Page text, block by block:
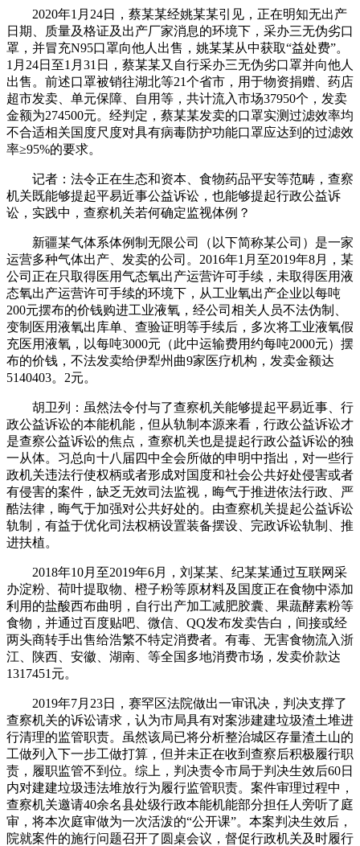
2020年1月24日，蔡某某经姚某某引见，正在明知无出产
日期、质量及格证及出产厂家消息的环境下，采办三无伪劣口
罩，并冒充N95口罩向他人出售，姚某某从中获取“益处费”。
1月24日至1月31日，蔡某某又自行采办三无伪劣口罩并向他人
出售。前述口罩被销往湖北等21个省市，用于物资捐赠、药店
超市发卖、单元保障、自用等，共计流入市场37950个，发卖
金额为274500元。经判定，蔡某某发卖的口罩实测过滤效率均
不合适相关国度尺度对具有病毒防护功能口罩应达到的过滤效
率≥95%的要求。
记者：法令正在生态和资本、食物药品平安等范畴，查察
机关既能够提起平易近事公益诉讼，也能够提起行政公益诉
讼，实践中，查察机关若何确定监视体例？
新疆某气体系体例制无限公司（以下简称某公司）是一家
运营多种气体出产、发卖的公司。2016年1月至2019年8月，某
公司正在只取得医用气态氧出产运营许可手续，未取得医用液
态氧出产运营许可手续的环境下，从工业氧出产企业以每吨
200元摆布的价钱购进工业液氧，经公司相关人员不法伪制、
变制医用液氧出库单、查验证明等手续后，多次将工业液氧假
充医用液氧，以每吨3000元（此中运输费用约每吨2000元）摆
布的价钱，不法发卖给伊犁州曲9家医疗机构，发卖金额达
5140403。2元。
胡卫列：虽然法令付与了查察机关能够提起平易近事、行
政公益诉讼的本能机能，但从轨制本源来看，行政公益诉讼才
是查察公益诉讼的焦点，查察机关也是提起行政公益诉讼的独
一从体。习总向十八届四中全会所做的申明中指出，对一些行
政机关违法行使权柄或者形成对国度和社会公共好处侵害或者
有侵害的案件，缺乏无效司法监视，晦气于推进依法行政、严
酷法律，晦气于加强对公共好处的。由查察机关提起公益诉讼
轨制，有益于优化司法权柄设置装备摆设、完政诉讼轨制、推
进扶植。
2018年10月至2019年6月，刘某某、纪某某通过互联网采
办淀粉、荷叶提取物、橙子粉等原材料及国度正在食物中添加
利用的盐酸西布曲明，自行出产加工减肥胶囊、果蔬酵素粉等
食物，并通过百度贴吧、微信、QQ发布发卖告白，间接或经
两头商转手出售给浩繁不特定消费者。有毒、无害食物流入浙
江、陕西、安徽、湖南、等全国多地消费市场，发卖价款达
1317451元。
2019年7月23日，赛罕区法院做出一审讯决，判决支撑了
查察机关的诉讼请求，认为市局具有对案涉建建垃圾渣土堆进
行清理的监管职责。虽然该局已将分析整治城区存量渣土山的
工做列入下一步工做打算，但并未正在收到查察后积极履行职
责，履职监管不到位。综上，判决责令市局于判决生效后60日
内对建建垃圾违法堆放行为履行监管职责。案件审理过程中，
查察机关邀请40余名县处级行政本能机能部分担任人旁听了庭
审，将本次庭审做为一次活泼的“公开课”。本案判决生效后，
院就案件的施行问题召开了圆桌会议，督促行政机关及时履行